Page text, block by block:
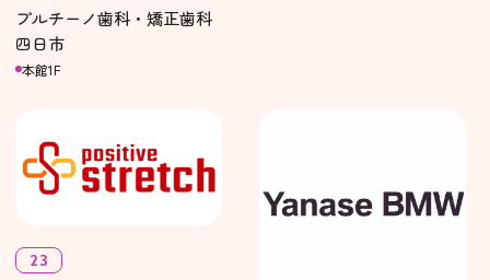
プルチーノ歯科・矯正歯科
四日市
本館1F
23